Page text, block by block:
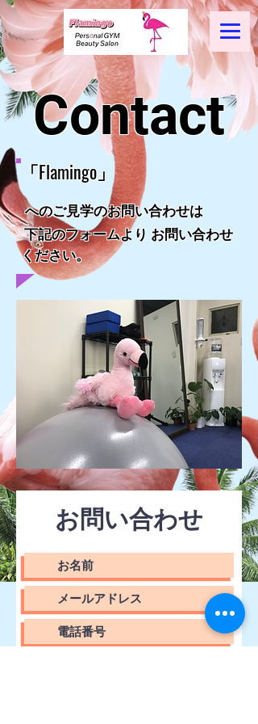
​Contact
お問い合わせ
「Flamingo」
​へのご見学のお問い合わせは
下記のフォームより お問い合わせ
ください。